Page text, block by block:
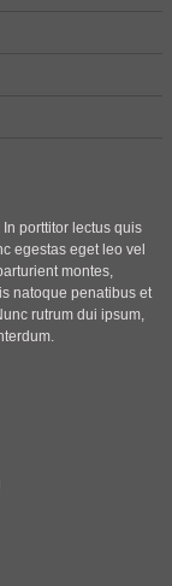
porttitor lectus quis
egestas eget leo vel
montes,
natoque penatibus et
rutrum dui ipsum,